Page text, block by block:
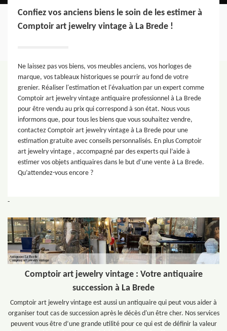
Confiez vos anciens biens le soin de les estimer à
Comptoir art jewelry vintage à La Brede !
Ne laissez pas vos biens, vos meubles anciens, vos horloges de
marque, vos tableaux historiques se pourrir au fond de votre
grenier. Réaliser l'estimation et l'évaluation par un expert comme
Comptoir art jewelry vintage antiquaire professionnel à La Brede
pour être vendu au prix qui correspond à son état. Nous vous
informons que, pour tous les biens que vous souhaitez vendre,
contactez Comptoir art jewelry vintage à La Brede pour une
estimation gratuite avec conseils personnalisés. En plus Comptoir
art jewelry vintage , accompagné par des experts qui l’aide à
estimer vos objets antiquaires dans le but d’une vente à La Brede.
Qu’attendez-vous encore ?
-
Comptoir art jewelry vintage : Votre antiquaire
succession à La Brede
Comptoir art jewelry vintage est aussi un antiquaire qui peut vous aider à
organiser tout cas de succession après le décès d'un être cher. Nos services
peuvent vous être d’une grande utilité pour ce qui est de définir la valeur